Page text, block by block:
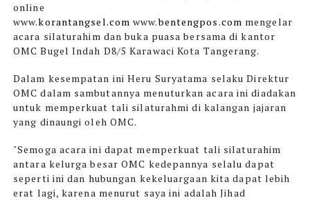
online
www.korantangsel.com www.bentengpos.com mengelar
acara silaturahim dan buka puasa bersama di kantor
OMC Bugel Indah D8/5 Karawaci Kota Tangerang.
Dalam kesempatan ini Heru Suryatama selaku Direktur
OMC dalam sambutannya menuturkan acara ini diadakan
untuk memperkuat tali silaturahmi di kalangan jajaran
yang dinaungi oleh OMC.
"Semoga acara ini dapat memperkuat tali silaturahim
antara kelurga besar OMC kedepannya selalu dapat
seperti ini dan hubungan kekeluargaan kita dapat lebih
erat lagi, karena menurut saya ini adalah Jihad